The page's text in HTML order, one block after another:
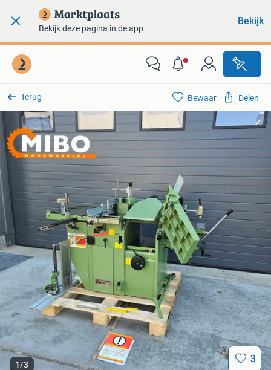
Bekijk deze pagina in de app
Bekijk
Terug
1/3 3
Bewaar Delen